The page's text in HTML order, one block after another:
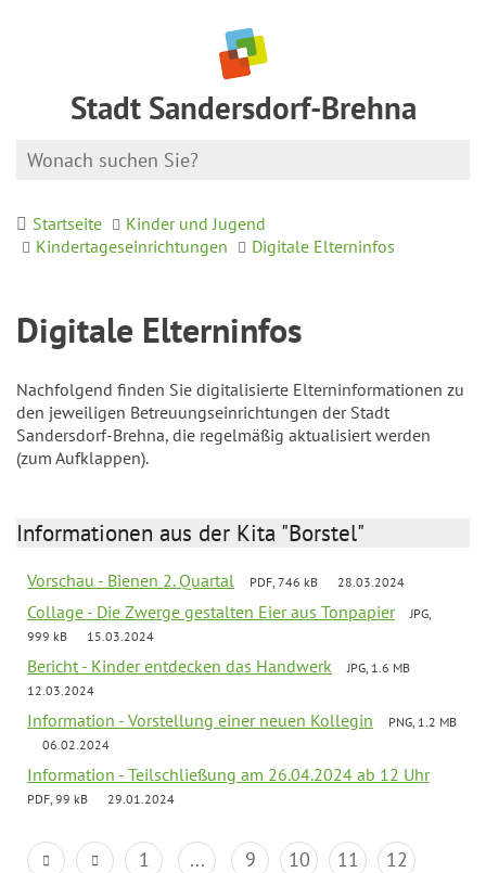
Stadt Sandersdorf-Brehna
Startseite
Kinder und Jugend
Kindertageseinrichtungen
Digitale Elterninfos
Digitale Elterninfos
Nachfolgend finden Sie digitalisierte Elterninformationen zu
den jeweiligen Betreuungseinrichtungen der Stadt
Sandersdorf-Brehna, die regelmäßig aktualisiert werden
(zum Aufklappen).
Informationen aus der Kita "Borstel"
Vorschau - Bienen 2. Quartal PDF, 746 kB 28.03.2024
Collage - Die Zwerge gestalten Eier aus Tonpapier
JPG,
999 kB
15.03.2024
Bericht - Kinder entdecken das Handwerk
JPG, 1.6 MB
12.03.2024
Information - Vorstellung einer neuen Kollegin
PNG, 1.2 MB
06.02.2024
Information - Teilschließung am 26.04.2024 ab 12 Uhr
PDF, 99 kB 29.01.2024
1 ... 9 10 11
12